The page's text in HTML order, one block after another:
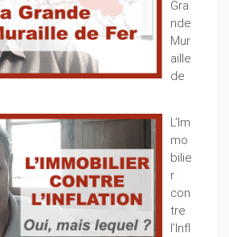
Gra
nde
Mur
aille
de
L’Im
mo
bilie
r
con
tre
l’Infl